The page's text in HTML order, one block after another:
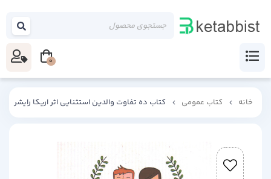
خانه کتاب عمومی کتاب ده تفاوت والدین استثنایی اثر اریکا رایشر
0